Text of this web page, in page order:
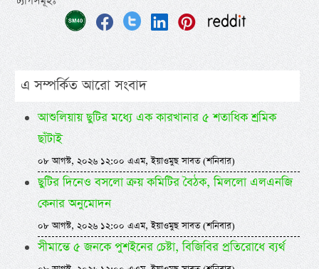
এ সম্পর্কিত আরো সংবাদ
আশুলিয়ায় ছুটির মধ্যে এক কারখানার ৫ শতাধিক শ্রমিক
ছাঁটাই
০৮ আগস্ট, ২০২৬ ১২:০০ এএম, ইয়াওমুছ সাবত (শনিবার)
ছুটির দিনেও বসলো ক্রয় কমিটির বৈঠক, মিললো এলএনজি
কেনার অনুমোদন
০৮ আগস্ট, ২০২৬ ১২:০০ এএম, ইয়াওমুছ সাবত (শনিবার)
সীমান্তে ৫ জনকে পুশইনের চেষ্টা, বিজিবির প্রতিরোধে ব্যর্থ